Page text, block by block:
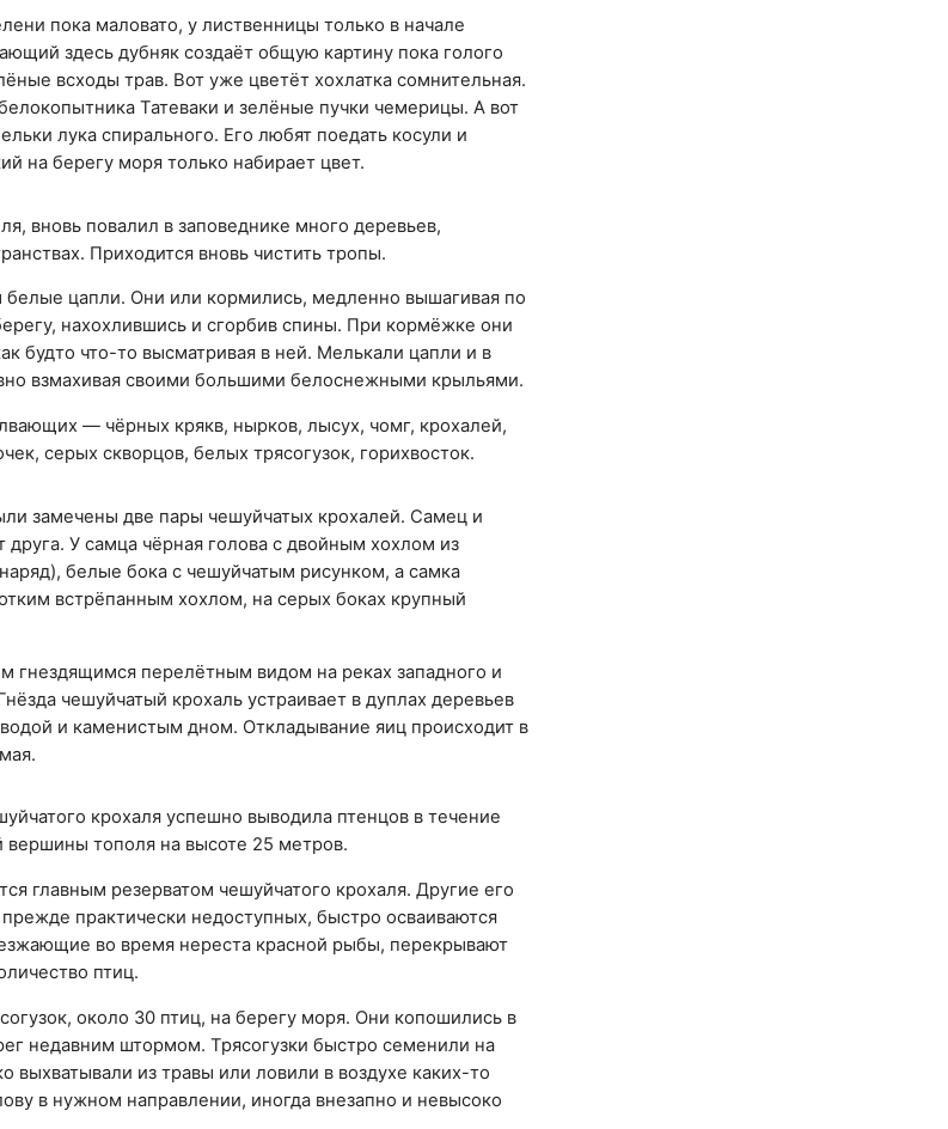
пока маловато, у лиственницы только в начале
здесь дубняк создаёт общую картину пока голого
всходы трав. Вот уже цветёт хохлатка сомнительная.
Татеваки и зелёные пучки чемерицы. А вот
лука спирального. Его любят поедать косули и
на берегу моря только набирает цвет.
вновь повалил в заповеднике много деревьев,
Приходится вновь чистить тропы.
цапли. Они или кормились, медленно вышагивая по
нахохлившись и сгорбив спины. При кормёжке они
будто что-то высматривая в ней. Мелькали цапли и в
взмахивая своими большими белоснежными крыльями.
— чёрных крякв, нырков, лысух, чомг, крохалей,
серых скворцов, белых трясогузок, горихвосток.
замечены две пары чешуйчатых крохалей. Самец и
друга. У самца чёрная голова с двойным хохлом из
белые бока с чешуйчатым рисунком, а самка
встрёпанным хохлом, на серых боках крупный
гнездящимся перелётным видом на реках западного и
чешуйчатый крохаль устраивает в дуплах деревьев
и каменистым дном. Откладывание яиц происходит в
крохаля успешно выводила птенцов в течение
тополя на высоте 25 метров.
главным резерватом чешуйчатого крохаля. Другие его
практически недоступных, быстро осваиваются
во время нереста красной рыбы, перекрывают
птиц.
около 30 птиц, на берегу моря. Они копошились в
недавним штормом. Трясогузки быстро семенили на
выхватывали из травы или ловили в воздухе каких-то
в нужном направлении, иногда внезапно и невысоко